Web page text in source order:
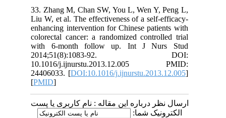
33. Zhang M, Chan SW, You L, Wen Y, Peng L,
Liu W, et al. The effectiveness of a self-efficacy-
enhancing intervention for Chinese patients with
colorectal cancer: a randomized controlled trial
with 6-month follow up. Int J Nurs Stud
2014;51(8):1083-92. DOI:
10.1016/j.ijnurstu.2013.12.005 PMID:
24406033. [DOI:10.1016/j.ijnurstu.2013.12.005
[PMID
ارسال نظر درباره این مقاله : نام کاربری یا پست
الکترونیک شما: